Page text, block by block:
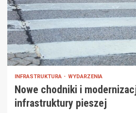
INFRASTRUKTURA WYDARZENIA
Nowe chodniki i
infrastruktury pieszej